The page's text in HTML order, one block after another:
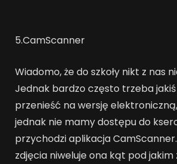
5.CamScanner
Wiadomo, że do szkoły nikt z nas
Jednak bardzo często trzeba
przenieść na wersję
jednak nie mamy dostępu do
przychodzi aplikacja
zdjęcia niweluje ona kąt pod jakim